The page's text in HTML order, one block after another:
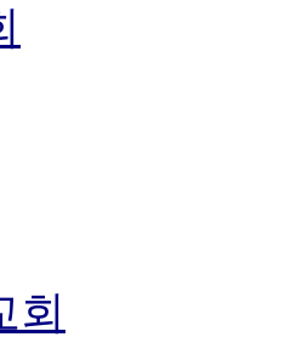
회